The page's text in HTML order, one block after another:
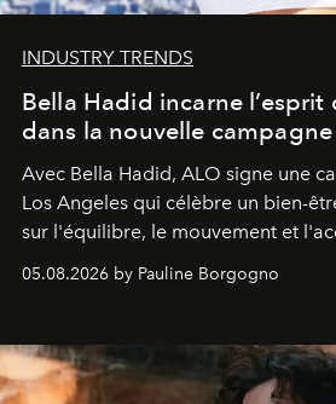
INDUSTRY TRENDS
Bella Hadid incarne l’esprit
dans la nouvelle campagne
Avec Bella Hadid, ALO signe une
Los Angeles qui célèbre un bien-
sur l'équilibre, le mouvement et
05.08.2026 by Pauline Borgogno